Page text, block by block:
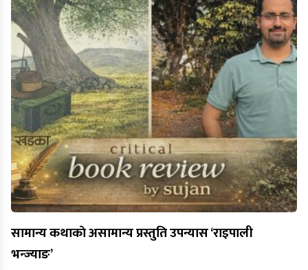
सामान्य कथाकाे असामान्य प्रस्तुति उपन्यास ‘राइपाली
भन्ज्याङ’